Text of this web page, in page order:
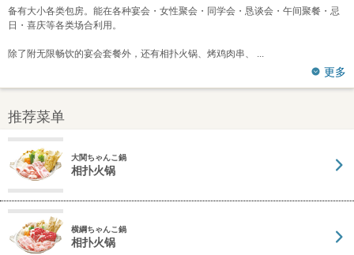
备有大小各类包房。能在各种宴会・女性聚会・同学会・恳谈会・午间聚餐・忌
日・喜庆等各类场合利用。
除了附无限畅饮的宴会套餐外，还有相扑火锅、烤鸡肉串、
更多
推荐菜单
大関ちゃんこ鍋
相扑火锅
横綱ちゃんこ鍋
相扑火锅